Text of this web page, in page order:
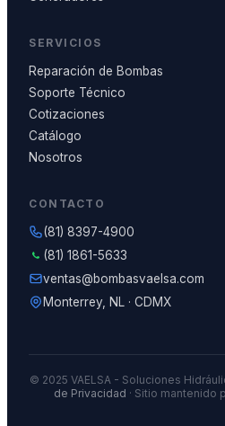
SERVICIOS
Reparación de Bombas
Soporte Técnico
Cotizaciones
Catálogo
Nosotros
CONTACTO
(81) 8397-4900
(81) 1861-5633
ventas@bombasvaelsa.com
Monterrey, NL · CDMX
© 2025 VAELSA - Soluciones
de Privacidad · Sitio mantenido